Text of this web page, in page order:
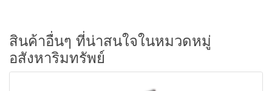
สินค้าอื่นๆ ที่น่าสนใจในหมวดหมู่
อสังหาริมทรัพย์